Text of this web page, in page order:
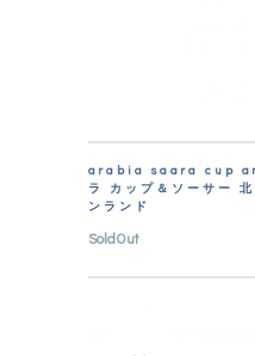
arabia saara cup
ラ カップ＆ソーサー
ンランド
SoldOut